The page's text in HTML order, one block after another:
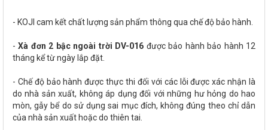
- KOJI cam kết chất lượng sản phẩm thông qua chế độ bảo hành.
-Xà đơn 2 bậc ngoài trời DV-016 được bảo hành bảo hành 12
tháng kể từ ngày lắp đặt.
- Chế độ bảo hành được thực thi đối với các lỗi được xác nhận là
do nhà sản xuất, không áp dụng đối với những hư hỏng do hao
mòn, gẫy bể do sử dụng sai mục đích, không đúng theo chỉ dẫn
của nhà sản xuất hoặc do thiên tai.